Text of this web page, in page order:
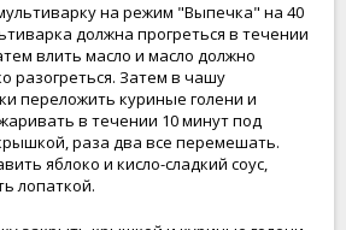
на режим "Выпечка" на 40
должна прогреться в течении
влить масло и масло должно
разогреться. Затем в чашу
переложить куриные голени и
в течении 10 минут под
раза два все перемешать.
яблоко и кисло-сладкий соус,
лопаткой.